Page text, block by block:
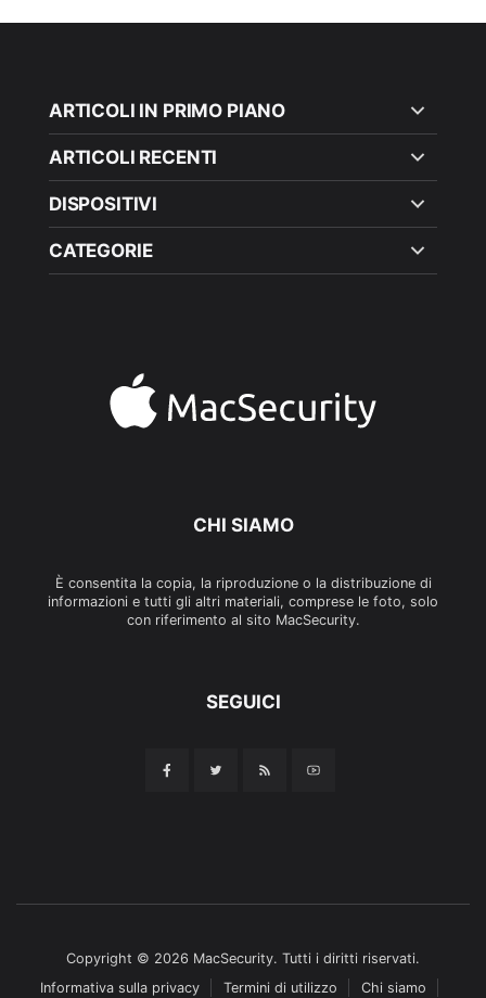
ARTICOLI IN PRIMO PIANO
ARTICOLI RECENTI
DISPOSITIVI
CATEGORIE
CHI SIAMO
È consentita la copia, la riproduzione o la distribuzione di
informazioni e tutti gli altri materiali, comprese le foto, solo
con riferimento al sito MacSecurity.
SEGUICI
Copyright © 2026 MacSecurity. Tutti i diritti riservati.
Informativa sulla privacy
Termini di utilizzo
Chi siamo